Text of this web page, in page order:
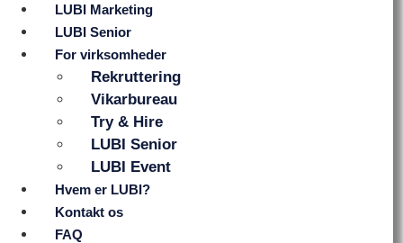
LUBI Marketing
LUBI Senior
For virksomheder
Rekruttering
Vikarbureau
Try & Hire
LUBI Senior
LUBI Event
Hvem er LUBI?
Kontakt os
FAQ